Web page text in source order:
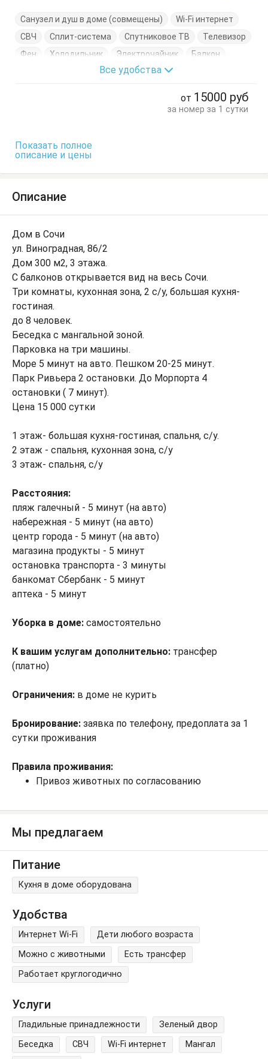
Санузел и душ в доме (совмещены)
Wi-Fi интернет
СВЧ
Сплит-система Спутниковое ТВ
Телевизор
Фен
Холодильник Электрочайник
Балкон
Кровати односпальные
Все удобства
от 15000 руб
за номер за 1 сутки
Показать полное
описание и цены
Описание
Дом в Сочи
ул. Виноградная, 86/2
Дом 300 м2, 3 этажа.
С балконов открывается вид на весь Сочи.
Три комнаты, кухонная зона, 2 с/у, большая кухня-
гостиная.
до 8 человек.
Беседка с мангальной зоной.
Парковка на три машины.
Море 5 минут на авто. Пешком 20-25 минут.
Парк Ривьера 2 остановки. До Морпорта 4
остановки ( 7 минут).
Цена 15 000 сутки
1 этаж- большая кухня-гостиная, спальня, с/у.
2 этаж - спальня, кухонная зона, с/у
3 этаж- спальня, с/у
Расстояния:
пляж галечный - 5 минут (на авто)
набережная - 5 минут (на авто)
центр города - 5 минут (на авто)
магазина продукты - 5 минут
остановка транспорта - 3 минуты
банкомат Сбербанк - 5 минут
аптека - 5 минут
Уборка в доме: самостоятельно
К вашим услугам дополнительно: трансфер
(платно)
Ограничения: в доме не курить
Бронирование: заявка по телефону, предоплата за 1
сутки проживания
Правила проживания:
Привоз животных по согласованию
Мы предлагаем
Питание
Кухня в доме оборудована
Удобства
Интернет Wi-Fi
Дети любого возраста
Можно с животными
Есть трансфер
Работает круглогодично
Услуги
Гладильные принадлежности
Зеленый двор
Беседка
СВЧ Wi-Fi интернет
Мангал